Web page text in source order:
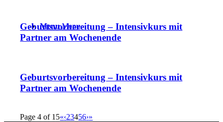
Menu Menu
Geburtsvorbereitung – Intensivkurs mit
Partner am Wochenende
Geburtsvorbereitung – Intensivkurs mit
Partner am Wochenende
Page 4 of 15«‹23456›»